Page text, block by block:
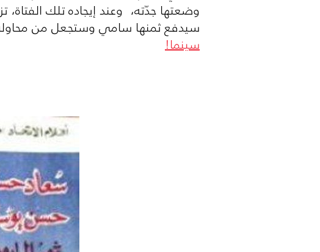
وضعتها جدّته، وعند إيجاده تلك
سيدفع ثمنها سامي وستجعل من محاولة
سينما!